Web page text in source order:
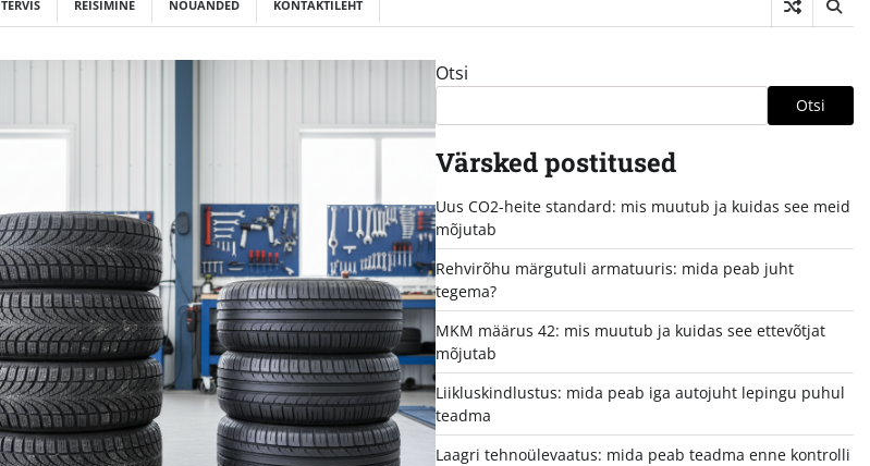
TERVIS REISIMINE NÕUANDED KONTAKTILEHT
Otsi
Otsi
Värsked postitused
Uus CO2-heite standard: mis muutub ja kuidas see meid
mõjutab
Rehvirõhu märgutuli armatuuris: mida peab juht
tegema?
MKM määrus 42: mis muutub ja kuidas see ettevõtjat
mõjutab
Liikluskindlustus: mida peab iga autojuht lepingu puhul
teadma
Laagri tehnoülevaatus: mida peab teadma enne kontrolli